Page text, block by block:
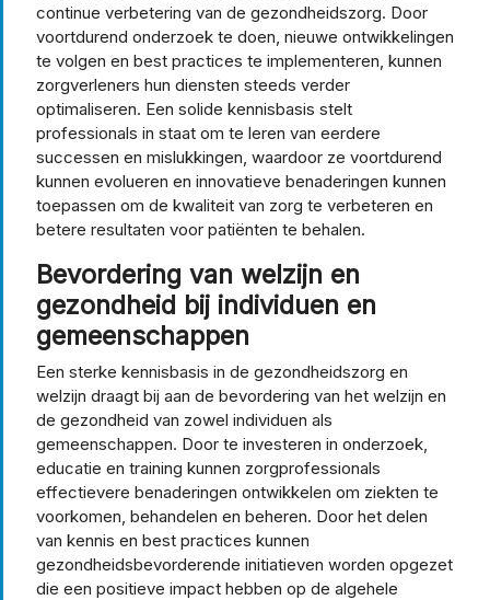
continue verbetering van de gezondheidszorg. Door
voortdurend onderzoek te doen, nieuwe ontwikkelingen
te volgen en best practices te implementeren, kunnen
zorgverleners hun diensten steeds verder
optimaliseren. Een solide kennisbasis stelt
professionals in staat om te leren van eerdere
successen en mislukkingen, waardoor ze voortdurend
kunnen evolueren en innovatieve benaderingen kunnen
toepassen om de kwaliteit van zorg te verbeteren en
betere resultaten voor patiënten te behalen.
Bevordering van welzijn en
gezondheid bij individuen en
gemeenschappen
Een sterke kennisbasis in de gezondheidszorg en
welzijn draagt bij aan de bevordering van het welzijn en
de gezondheid van zowel individuen als
gemeenschappen. Door te investeren in onderzoek,
educatie en training kunnen zorgprofessionals
effectievere benaderingen ontwikkelen om ziekten te
voorkomen, behandelen en beheren. Door het delen
van kennis en best practices kunnen
gezondheidsbevorderende initiatieven worden opgezet
die een positieve impact hebben op de algehele